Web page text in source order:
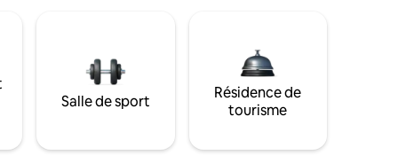
Salle de sport
Résidence de
tourisme